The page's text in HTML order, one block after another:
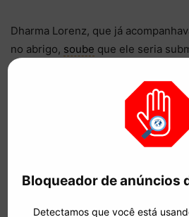
Dharma Lorenz, que já
no abrigo, soube que ele seria
adotá-lo, levando-o para sua casa.
assustado durante o trajeto”,
demonstrando a apreensão do
novo lar, Satchi trocou a tensão
conquistada. Após momentos de
Bloqueador de anúncios
Detectamos que você está